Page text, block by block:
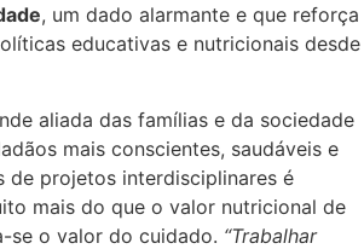
, um dado alarmante e que reforça
educativas e nutricionais desde
aliada das famílias e da sociedade
mais conscientes, saudáveis e
de projetos interdisciplinares é
mais do que o valor nutricional de
se o valor do cuidado. “Trabalhar